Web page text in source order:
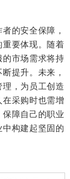
的安全保障，
要体现。随着
市场需求将持
提升。未来，
，为员工创造
采购时也需增
障自己的职业
构建起坚固的